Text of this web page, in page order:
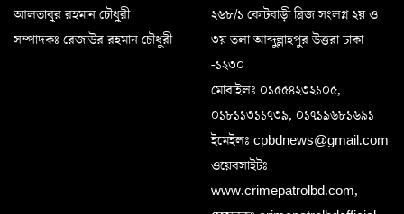
আলতাবুর রহমান চৌধুরী
সম্পাদকঃ রেজাউর রহমান চৌধুরী
২৬৮/১ কোটবাড়ী ব্রিজ সংলগ্ন ২য় ও
৩য় তলা আব্দুল্লাহপুর উত্তরা ঢাকা
-১২৩০
মোবাইলঃ ০১৫৫৪২৩২১০৫,
০১৮১১৩১১৭৩৯, ০১৭১৯৬৮১৬৯১
ইমেইলঃ cpbdnews@gmail.com
ওয়েবসাইটঃ
www.crimepatrolbd.com,